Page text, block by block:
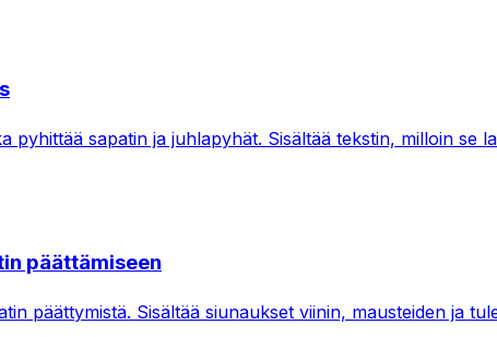
pyhittää sapatin ja juhlapyhät. Sisältää tekstin, milloin se
päättämiseen
päättymistä. Sisältää siunaukset viinin, mausteiden ja